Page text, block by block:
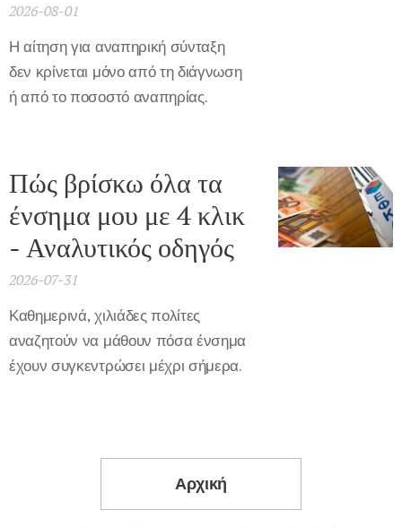
2026-08-01
Η αίτηση για αναπηρική σύνταξη
δεν κρίνεται μόνο από τη διάγνωση
ή από το ποσοστό αναπηρίας.
Πώς βρίσκω όλα τα
ένσημα μου με 4 κλικ
- Αναλυτικός οδηγός
2026-07-31
Καθημερινά, χιλιάδες πολίτες
αναζητούν να μάθουν πόσα ένσημα
έχουν συγκεντρώσει μέχρι σήμερα.
Αρχική